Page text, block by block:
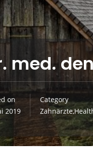
med.
on
2019
Category